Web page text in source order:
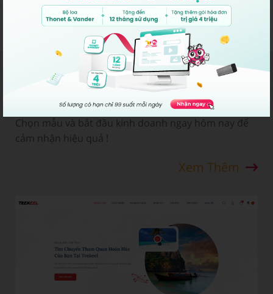
Những mẫu này có thể
phù hợp với bạn
Chọn mẫu và bắt đầu kinh doanh ngay hôm nay để
cảm nhận hiệu quả !
Xem Thêm